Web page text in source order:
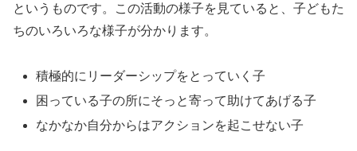
というものです。この活動の様子を見ていると、子どもた
ちのいろいろな様子が分かります。
積極的にリーダーシップをとっていく子
困っている子の所にそっと寄って助けてあげる子
なかなか自分からはアクションを起こせない子